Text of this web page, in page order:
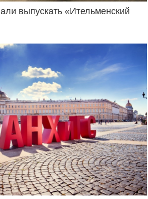
выпускать «Ительменский